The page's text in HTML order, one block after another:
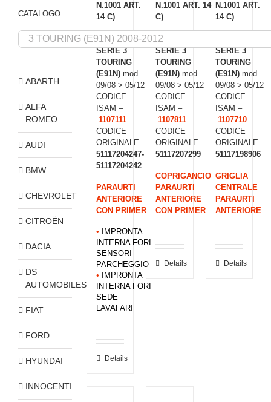
N.1001 ART.
14 C)
SERIE 3
TOURING
(E91N)mod.
09/08 > 05/12
CODICE
ISAM –
1107111
CODICE
ORIGINALE –
51117204247-
51117204242
PARAURTI
ANTERIORE
CON PRIMER
•
IMPRONTA
INTERNA FORI
SENSORI
PARCHEGGIO
•
IMPRONTA
INTERNA FORI
SEDE
LAVAFARI
Details
N.1001 ART. 14
C)
SERIE 3
TOURING
(E91N) mod.
09/08 > 05/12
CODICE
ISAM –
1107811
CODICE
ORIGINALE –
51117207299
COPRIGANCIO
PARAURTI
ANTERIORE
CON PRIMER
Details
N.1001 ART.
14 C)
SERIE 3
TOURING
(E91N) mod.
09/08 > 05/12
CODICE
ISAM –
1107710
CODICE
ORIGINALE –
51117198906
GRIGLIA
CENTRALE
PARAURTI
ANTERIORE
Details
CATALOGO
ABARTH
ALFA
ROMEO
AUDI
BMW
CHEVROLET
CITROËN
DACIA
DS
AUTOMOBILES
FIAT
FORD
HYUNDAI
INNOCENTI